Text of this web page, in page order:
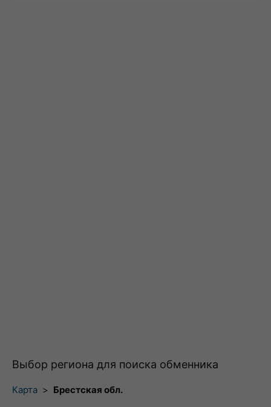
Выбор региона для поиска обменника
Карта > Брестская обл.